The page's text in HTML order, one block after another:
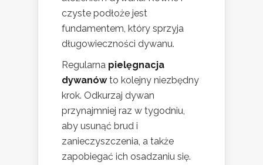
czyste podłoże jest
fundamentem, który sprzyja
długowieczności dywanu.
Regularna pielęgnacja
dywanówto kolejny niezbędny
krok. Odkurzaj dywan
przynajmniej raz w tygodniu,
aby usunąć brud i
zanieczyszczenia, a także
zapobiegać ich osadzaniu się.